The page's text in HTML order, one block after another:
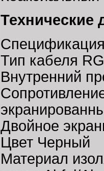
Технические
Тип кабеля
Внутренний
Двойное
Цвет Черный
Материал